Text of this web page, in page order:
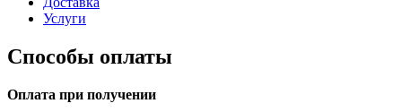
Услуги
Способы оплаты
Оплата при получении